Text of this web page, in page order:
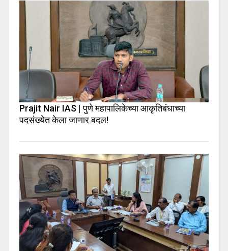
Prajit Nair IAS | पुणे महापालिकेच्या आकृतिबंधाच्या
पदसंख्येत केला जाणार बदल!